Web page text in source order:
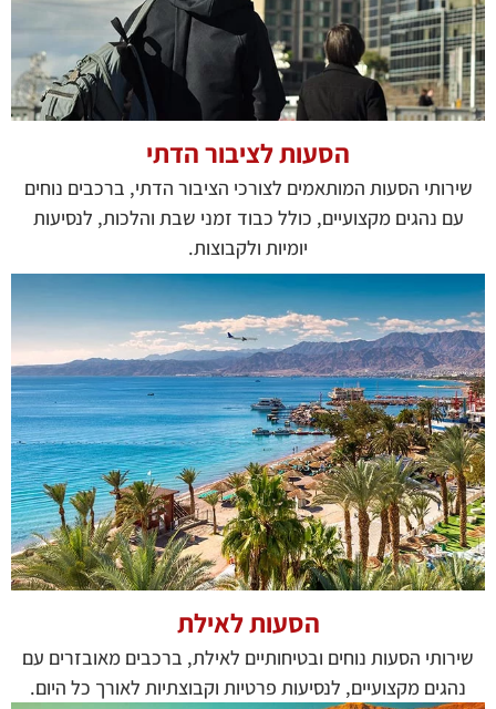
הסעות לציבור הדתי
שירותי הסעות המותאמים לצורכי הציבור הדתי, ברכבים נוחים
עם נהגים מקצועיים, כולל כבוד זמני שבת והלכות, לנסיעות
יומיות ולקבוצות.
הסעות לאילת
שירותי הסעות נוחים ובטיחותיים לאילת, ברכבים מאובזרים עם
נהגים מקצועיים, לנסיעות פרטיות וקבוצתיות לאורך כל היום.